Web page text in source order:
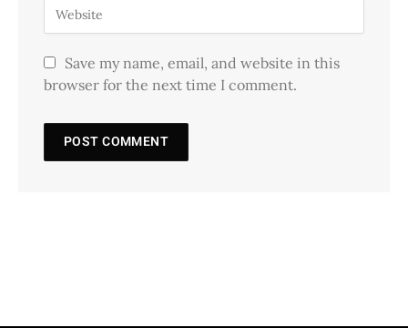
Save my name, email, and website in this
browser for the next time I comment.